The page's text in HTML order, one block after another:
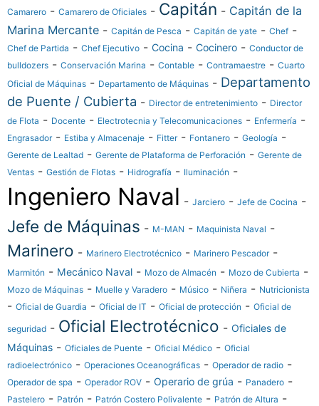
Camarero - Camarero de Oficiales - Capitán - Capitán de la
Marina Mercante - Capitán de Pesca - Capitán de yate - Chef -
Chef de Partida - Chef Ejecutivo - Cocina - Cocinero - Conductor de
bulldozers - Conservación Marina - Contable - Contramaestre - Cuarto
Oficial de Máquinas - Departamento de Máquinas - Departamento
de Puente / Cubierta - Director de entretenimiento - Director
de Flota - Docente - Electrotecnia y Telecomunicaciones - Enfermería -
Engrasador- Estiba y Almacenaje - Fitter- Fontanero - Geología -
Gerente de Lealtad - Gerente de Plataforma de Perforación - Gerente de
Ventas - Gestión de Flotas - Hidrografía - Iluminación -
Ingeniero Naval - Jarciero - Jefe de Cocina -
Jefe de Máquinas - M-MAN - Maquinista Naval -
Marinero - Marinero Electrotécnico - Marinero Pescador-
Marmitón - Mecánico Naval - Mozo de Almacén - Mozo de Cubierta -
Mozo de Máquinas - Muelle y Varadero - Músico - Niñera - Nutricionista
- Oficial de Guardia - Oficial de IT - Oficial de protección - Oficial de
seguridad - Oficial Electrotécnico - Oficiales de
Máquinas - Oficiales de Puente - Oficial Médico - Oficial
radioelectrónico - Operaciones Oceanográficas - Operador de radio -
Operador de spa - Operador ROV - Operario de grúa - Panadero -
Pastelero - Patrón - Patrón Costero Polivalente - Patrón de Altura -